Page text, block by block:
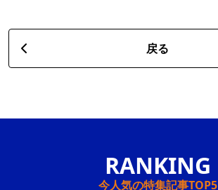
戻る
今人気の特集記事TOP5